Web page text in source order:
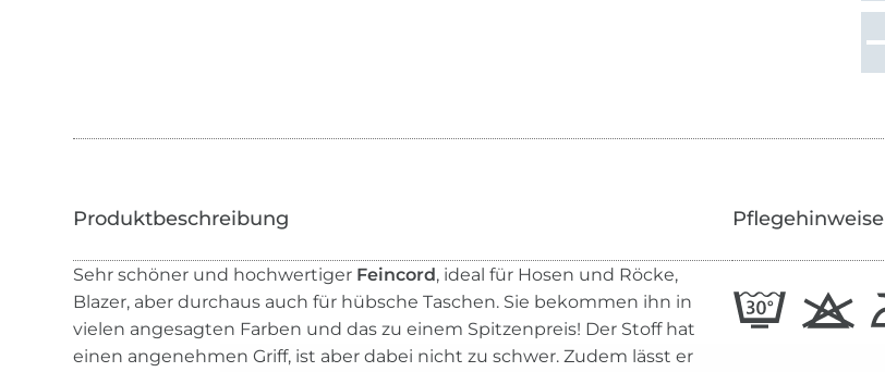
Sehr schöner und hochwertiger Feincord , ideal für Hosen und Röcke,
Blazer, aber durchaus auch für hübsche Taschen. Sie bekommen ihn in
vielen angesagten Farben und das zu einem Spitzenpreis! Der Stoff hat
einen angenehmen Griff, ist aber dabei nicht zu schwer. Zudem lässt er
Pflegehinweise